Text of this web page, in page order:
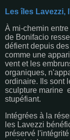
Les îles
À mi-chemin
de Bonifacio
défient depuis
comme une
vent et les
organiques,
ordinaire. Ils sont
sculpture marine
stupéfiant.
Intégrées à la
les Lavezzi
préservé